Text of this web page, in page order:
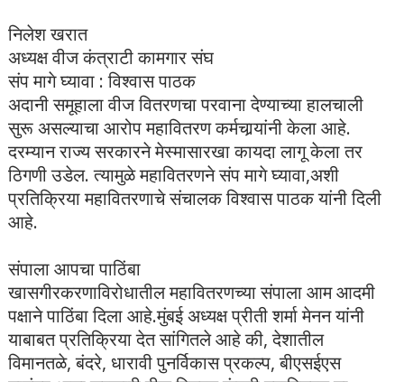
निलेश खरात
अध्यक्ष वीज कंत्राटी कामगार संघ
संप मागे घ्यावा : विश्‍वास पाठक
अदानी समूहाला वीज वितरणचा परवाना देण्याच्या हालचाली
सुरू असल्याचा आरोप महावितरण कर्मचार्‍यांनी केला आहे.
दरम्यान राज्य सरकारने मेस्मासारखा कायदा लागू केला तर
ठिगणी उडेल. त्यामुळे महावितरणने संप मागे घ्यावा,अशी
प्रतिक्रिया महावितरणाचे संचालक विश्‍वास पाठक यांनी दिली
आहे.
संपाला आपचा पाठिंबा
खासगीरकरणाविरोधातील महावितरणच्या संपाला आम आदमी
पक्षाने पाठिंबा दिला आहे.मुंबई अध्यक्ष प्रीती शर्मा मेनन यांनी
याबाबत प्रतिक्रिया देत सांगितले आहे की, देशातील
विमानतळे, बंदरे, धारावी पुनर्विकास प्रकल्प, बीएसईएस